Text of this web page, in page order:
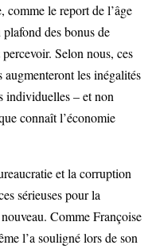
comme le report de l’âge
des bonus de
Selon nous, ces
augmenteront les inégalités
individuelles – et non
connaît l’économie
et la corruption
sérieuses pour la
Comme Françoise
l’a souligné lors de son